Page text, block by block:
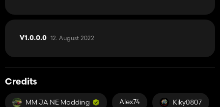
V1.0.0.0 12. August 2022
Credits
MM JA NE Modding Alex74 Kiky0807